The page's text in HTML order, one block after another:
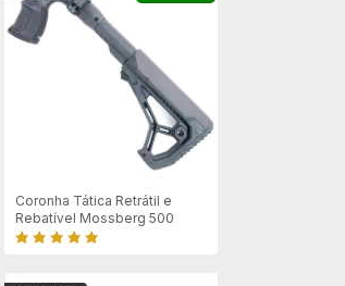
Coronha Tática Retrátil e
Rebatível Mossberg 500